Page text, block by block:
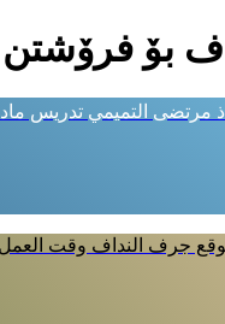
بۆ
مرتضى التميمي تدريس
وقت العمل 8ص إلى 5 م ل...